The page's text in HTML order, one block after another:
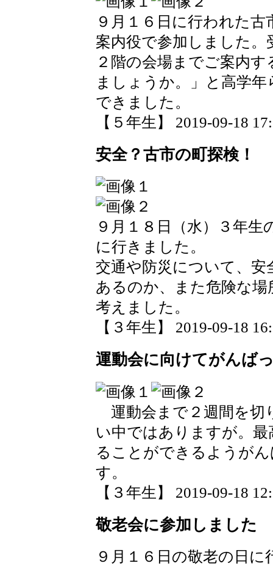
９月１６日に行われた
案内役で参加しました
２階の会場までご案内
ましょうか。」と高学
できました。
【５年生】 2019-09-18
安全？古市の町探検！
９月１８日（水）３年
に行きました。
交通や防災について、
あるのか、また危険な
考えました。
【３年生】 2019-09-18
運動会に向けてがんば
運動会まで２週間を切
い中ではありますが。
ることができるようが
す。
【３年生】 2019-09-18
敬老会に参加しました
９月１６日の敬老の日